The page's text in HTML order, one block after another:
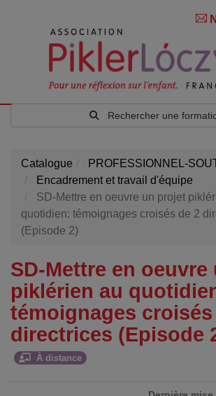
Rechercher une
Catalogue
PROFESSIONNEL-
Encadrement et travail d'équipe
SD-Mettre en oeuvre un projet
quotidien: témoignages croisés de 2
(Episode 2)
SD-Mettre en
piklérien au
témoignages croisés
directrices (Episode
À distance